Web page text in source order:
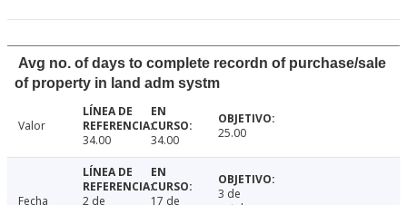
Avg no. of days to complete recordn of purchase/sale
of property in land adm systm
Valor
34.00
34.00 25.00
Fecha
2 de
17 de
3 de